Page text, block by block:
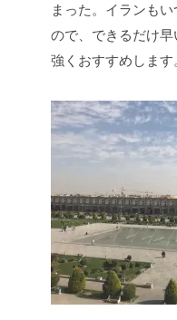
まった。イランも
ので、できるだけ
強くおすすめします